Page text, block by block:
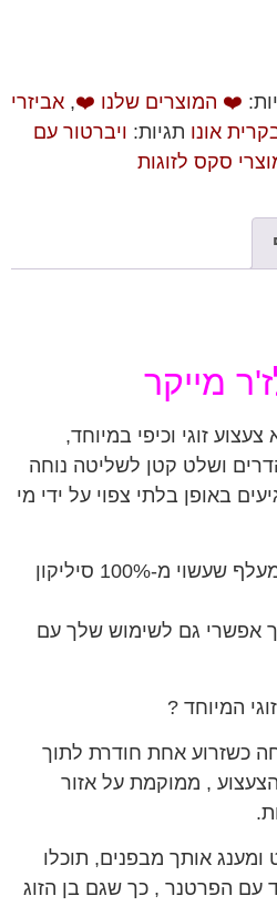
❤️ המוצרים שלנו ❤️, אביזרי
אונו תגיות: ויברטור עם
סקס לזוגות
מייקר
זוגי וכיפי במיוחד,
רטט נהדרים ושלט קטן לשליטה נוחה
באופן בלתי צפוי על ידי מי
פלז'ר מייקר ויברטור זוגי מעלף שעשוי מ-100% סיליקון
אפשרי גם לשימוש שלך עם
המיוחד ?
כשזרוע אחת חודרת לתוך
, ממוקמת על אזור
ומענג אותך מבפנים, תוכלו
עם הפרטנר , כך שגם בן הזוג